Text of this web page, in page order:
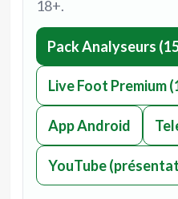
18+.
Pack Analyseurs
Live Foot Premium
App Android
YouTube